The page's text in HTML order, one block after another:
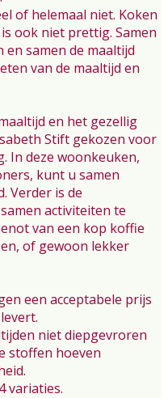
of helemaal niet. Koken
ook niet prettig. Samen
samen de maaltijd
van de maaltijd en
en het gezellig
Stift gekozen voor
In deze woonkeuken,
kunt u samen
Verder is de
activiteiten te
van een kop koffie
of gewoon lekker
een acceptabele prijs
niet diepgevroren
stoffen hoeven
variaties.